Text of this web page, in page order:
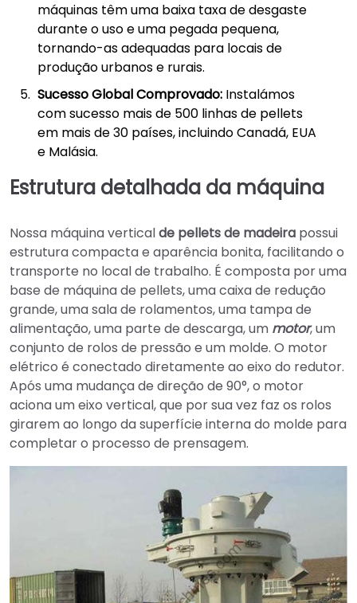
máquinas têm uma baixa taxa de desgaste
durante o uso e uma pegada pequena,
tornando-as adequadas para locais de
produção urbanos e rurais.
Sucesso Global Comprovado: Instalámos
com sucesso mais de 500 linhas de pellets
em mais de 30 países, incluindo Canadá, EUA
e Malásia.
Estrutura detalhada da máquina
Nossa máquina verticalde pellets de madeira possui
estrutura compacta e aparência bonita, facilitando o
transporte no local de trabalho. É composta por uma
base de máquina de pellets, uma caixa de redução
grande, uma sala de rolamentos, uma tampa de
alimentação, uma parte de descarga, um motor, um
conjunto de rolos de pressão e um molde. O motor
elétrico é conectado diretamente ao eixo do redutor.
Após uma mudança de direção de 90°, o motor
aciona um eixo vertical, que por sua vez faz os rolos
girarem ao longo da superfície interna do molde para
completar o processo de prensagem.